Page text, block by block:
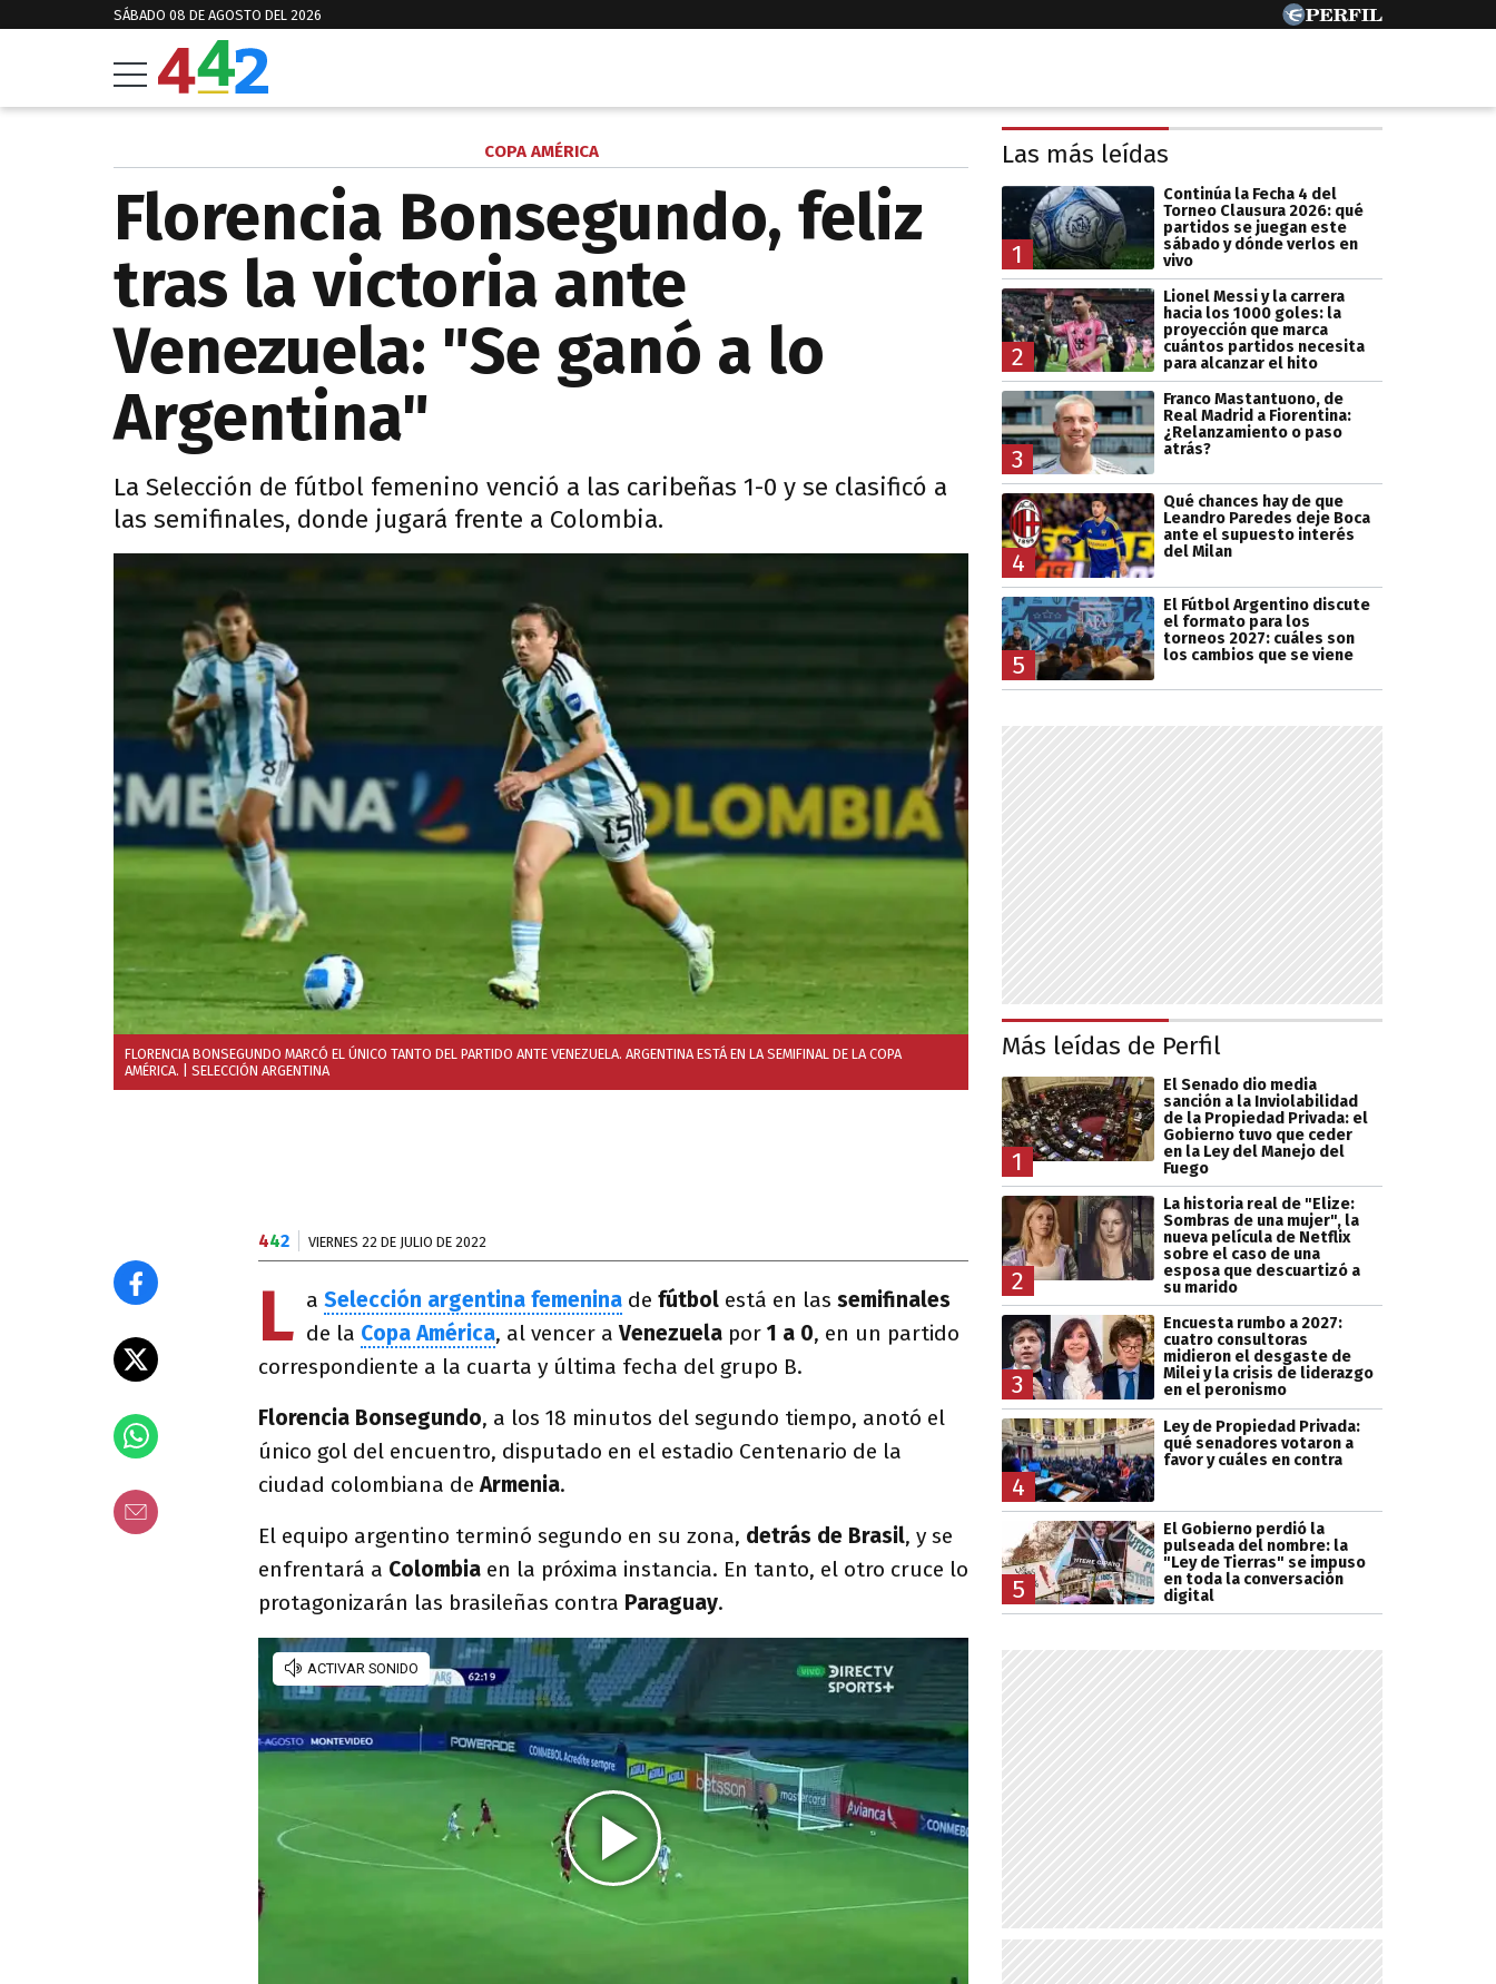
SÁBADO 08 DE AGOSTO DEL 2026
COPA AMÉRICA
Florencia Bonsegundo, feliz
tras la victoria ante
Venezuela: "Se ganó a lo
Argentina"
La Selección de fútbol femenino venció a las caribeñas 1-0 y se clasificó a
las semifinales, donde jugará frente a Colombia.
FLORENCIA BONSEGUNDO MARCÓ EL ÚNICO TANTO DEL PARTIDO ANTE VENEZUELA. ARGENTINA ESTÁ EN LA SEMIFINAL DE LA COPA
AMÉRICA. | SELECCIÓN ARGENTINA
442 VIERNES 22 DE JULIO DE 2022
L a Selección argentina femenina de fútbol está en las semifinales
de la Copa América, al vencer aVenezuela por 1 a 0, en un partido
correspondiente a la cuarta y última fecha del grupo B.
Florencia Bonsegundo, a los 18 minutos del segundo tiempo, anotó el
único gol del encuentro, disputado en el estadio Centenario de la
ciudad colombiana deArmenia.
El equipo argentino terminó segundo en su zona, detrás de Brasil, y se
enfrentará a Colombia en la próxima instancia. En tanto, el otro cruce lo
protagonizarán las brasileñas contra Paraguay.
Las más leídas
1
Continúa la Fecha 4 del
Torneo Clausura 2026: qué
partidos se juegan este
sábado y dónde verlos en
vivo
2
Lionel Messi y la carrera
hacia los 1000 goles: la
proyección que marca
cuántos partidos necesita
para alcanzar el hito
3
Franco Mastantuono, de
Real Madrid a Fiorentina:
¿Relanzamiento o paso
atrás?
4
Qué chances hay de que
Leandro Paredes deje Boca
ante el supuesto interés
del Milan
5
El Fútbol Argentino discute
el formato para los
torneos 2027: cuáles son
los cambios que se viene
Más leídas de Perfil
1
El Senado dio media
sanción a la Inviolabilidad
de la Propiedad Privada: el
Gobierno tuvo que ceder
en la Ley del Manejo del
Fuego
2
La historia real de "Elize:
Sombras de una mujer", la
nueva película de Netflix
sobre el caso de una
esposa que descuartizó a
su marido
3
Encuesta rumbo a 2027:
cuatro consultoras
midieron el desgaste de
Milei y la crisis de liderazgo
en el peronismo
4
Ley de Propiedad Privada:
qué senadores votaron a
favor y cuáles en contra
5
El Gobierno perdió la
pulseada del nombre: la
"Ley de Tierras" se impuso
en toda la conversación
digital